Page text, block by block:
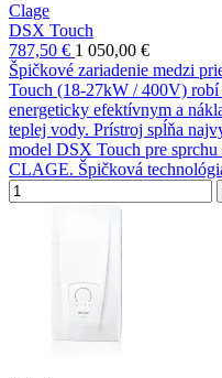
Clage
DSX Touch
787,50 € 1 050,00 €
Špičkové zariadenie medzi
Touch (18-27kW / 400V)
energeticky efektívnym a
teplej vody. Prístroj spĺňa
model DSX Touch pre
CLAGE. Špičková